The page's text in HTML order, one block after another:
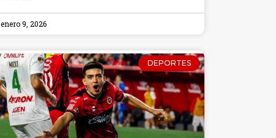
enero 9, 2026
DEPORTES